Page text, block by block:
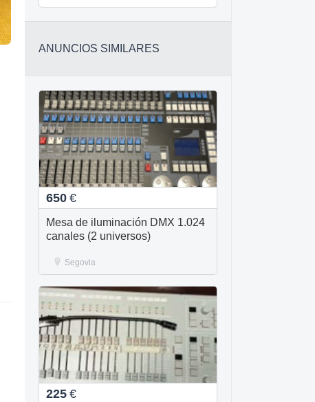
ANUNCIOS SIMILARES
650 €
Mesa de iluminación DMX 1.024
canales (2 universos)
Segovia
225 €